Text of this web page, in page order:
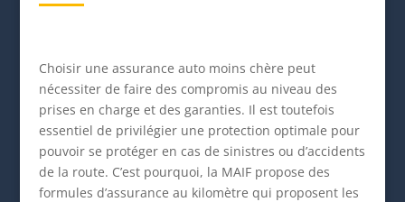
Choisir une assurance auto moins chère peut
nécessiter de faire des compromis au niveau des
prises en charge et des garanties. Il est toutefois
essentiel de privilégier une protection optimale pour
pouvoir se protéger en cas de sinistres ou d’accidents
de la route. C’est pourquoi, la MAIF propose des
formules d’assurance au kilomètre qui proposent les